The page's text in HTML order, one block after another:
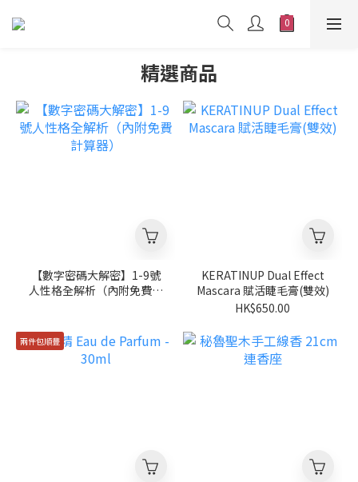
精選商品
【數字密碼大解密】1-9號
人性格全解析（內附免費計
KERATINUP Dual Effect
Mascara 賦活睫毛膏(雙效)
HK$650.00
兩件包順豐